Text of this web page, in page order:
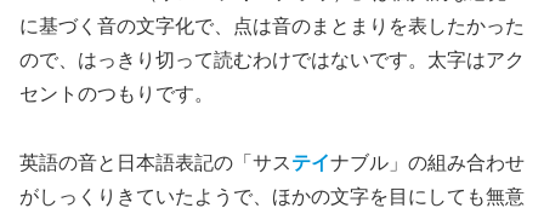
に基づく音の文字化で、点は音のまとまりを表したかった
ので、はっきり切って読むわけではないです。太字はアク
セントのつもりです。
英語の音と日本語表記の「サステイナブル」の組み合わせ
がしっくりきていたようで、ほかの文字を目にしても無意